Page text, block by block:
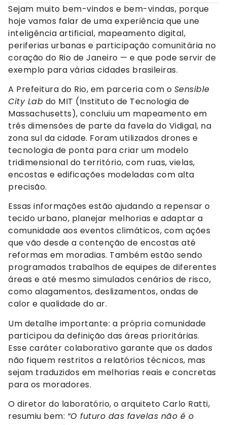
Sejam muito bem-vindos e bem-vindas, porque
hoje vamos falar de uma experiência que une
inteligência artificial, mapeamento digital,
periferias urbanas e participação comunitária no
coração do Rio de Janeiro — e que pode servir de
exemplo para várias cidades brasileiras.
A Prefeitura do Rio, em parceria com o Sensible
City Lab do MIT (Instituto de Tecnologia de
Massachusetts), concluiu um mapeamento em
três dimensões de parte da favela do Vidigal, na
zona sul da cidade. Foram utilizados drones e
tecnologia de ponta para criar um modelo
tridimensional do território, com ruas, vielas,
encostas e edificações modeladas com alta
precisão.
Essas informações estão ajudando a repensar o
tecido urbano, planejar melhorias e adaptar a
comunidade aos eventos climáticos, com ações
que vão desde a contenção de encostas até
reformas em moradias. Também estão sendo
programados trabalhos de equipes de diferentes
áreas e até mesmo simulados cenários de risco,
como alagamentos, deslizamentos, ondas de
calor e qualidade do ar.
Um detalhe importante: a própria comunidade
participou da definição das áreas prioritárias.
Esse caráter colaborativo garante que os dados
não fiquem restritos a relatórios técnicos, mas
sejam traduzidos em melhorias reais e concretas
para os moradores.
O diretor do laboratório, o arquiteto Carlo Ratti,
resumiu bem: “O futuro das favelas não é o